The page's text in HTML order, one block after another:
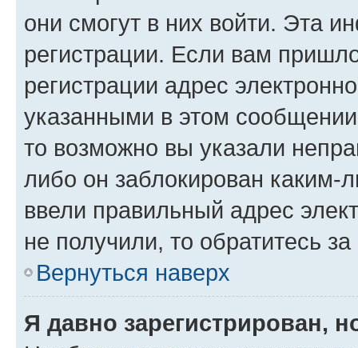
они смогут в них войти. Эта
регистрации. Если вам
регистрации адрес
указанными в этом
то возможно вы указали
либо он заблокирован
ввели правильный адрес
не получили, то обратитесь
Вернуться наверх
Я давно зарегистрирован,